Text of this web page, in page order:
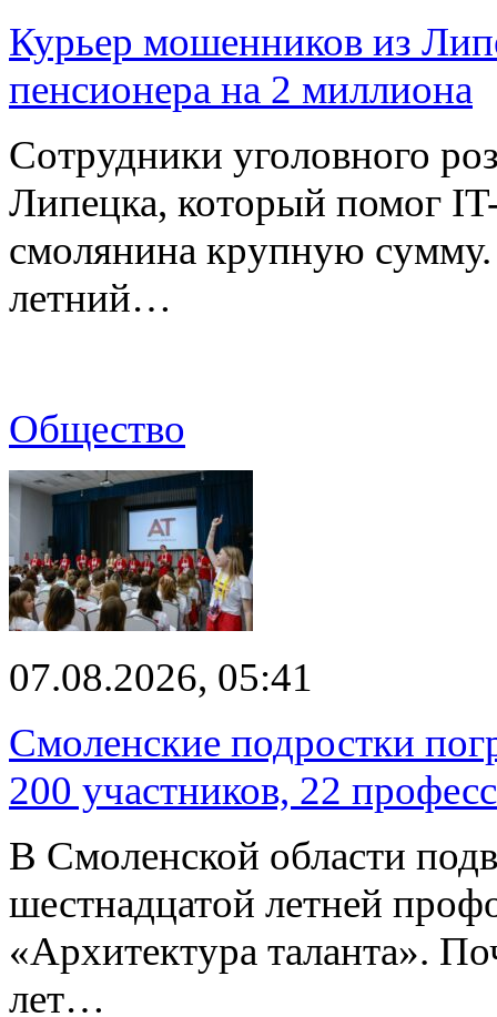
Курьер мошенников из
пенсионера на 2 миллиона
Сотрудники уголовного
Липецка, который помог
смолянина крупную
летний…
Общество
07.08.2026, 05:41
Смоленские подростки
200 участников, 22
В Смоленской области
шестнадцатой летней
«Архитектура таланта».
лет…